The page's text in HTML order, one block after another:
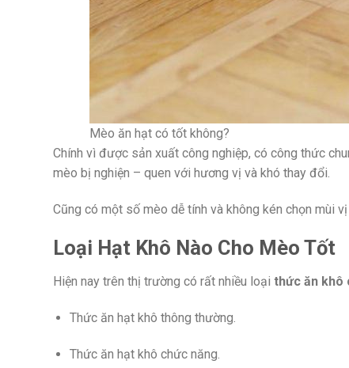
Mèo ăn hạt có tốt không?
Chính vì được sản xuất công nghiệp, có công thức
mèo bị nghiện – quen với hương vị và khó thay đổi.
Cũng có một số mèo dễ tính và không kén chọn mùi
Loại Hạt Khô Nào Cho Mèo Tốt
Hiện nay trên thị trường có rất nhiều loại thức ăn khô
Thức ăn hạt khô thông thường.
Thức ăn hạt khô chức năng.